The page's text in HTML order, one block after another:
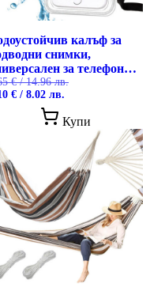
калъф за
снимки,
за телефони
6.5 инча
€/ 14.96 лв.
€
лв..
€ / 8.02 лв.
е:
4.10 €
8.02 лв..
Купи